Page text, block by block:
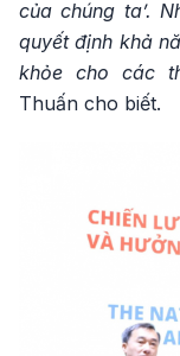
của chúng ta’.
quyết định khả
khỏe cho các
Thuấn cho biết.